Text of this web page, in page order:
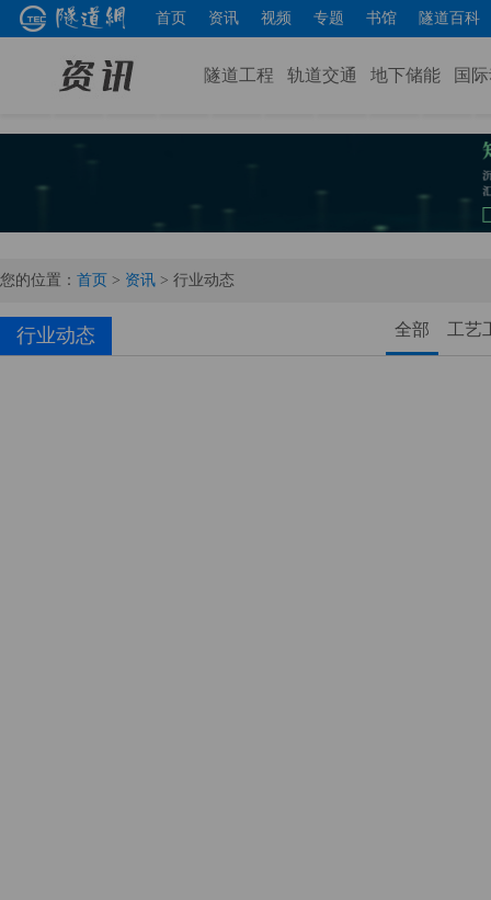
首页 资讯 视频 专题 书馆 隧道百科
隧道工程 轨道交通 地下储能 国
您的位置： 首页 > 资讯 > 行业动态
行业动态 全部 工艺